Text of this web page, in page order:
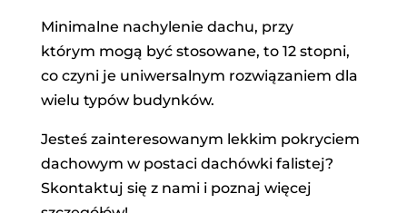
Minimalne nachylenie dachu, przy
którym mogą być stosowane, to 12 stopni,
co czyni je uniwersalnym rozwiązaniem dla
wielu typów budynków.
Jesteś zainteresowanym lekkim pokryciem
dachowym w postaci dachówki falistej?
Skontaktuj się z nami i poznaj więcej